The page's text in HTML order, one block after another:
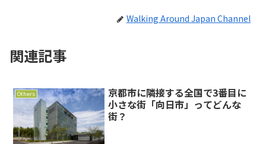
Walking Around Japan Channel
関連記事
Others
京都市に隣接する全国で3番目に
小さな街「向日市」ってどんな
街？